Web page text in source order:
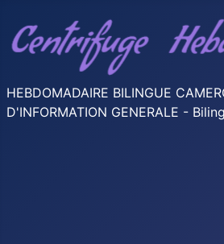
HEBDOMADAIRE BILINGUE
D'INFORMATION GENERALE -